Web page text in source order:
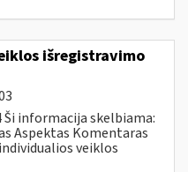
išregistravimo
informacija skelbiama:
Aspektas Komentaras
veiklos